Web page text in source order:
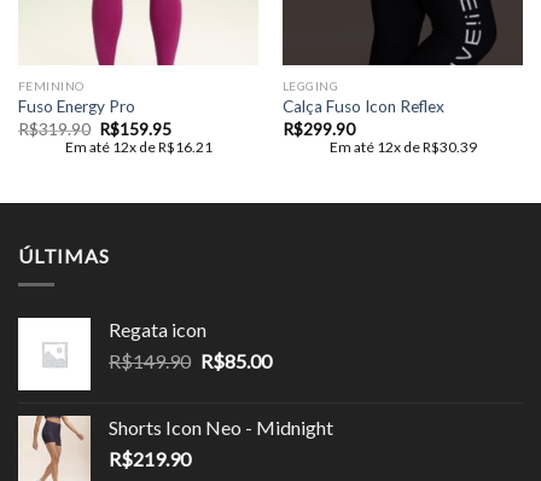
FEMININO
Fuso Energy Pro
R$319.90 O
preço
original
R$159.95O
preço
atual
Em até 12x deR$16.21
LEGGING
Calça Fuso Icon Reflex
R$299.90
Em até 12x deR$30.39
ÚLTIMAS
Regata icon
R$149.90 O
era:
R$85.00O
é:
Shorts Icon Neo - Midnight
R$219.90